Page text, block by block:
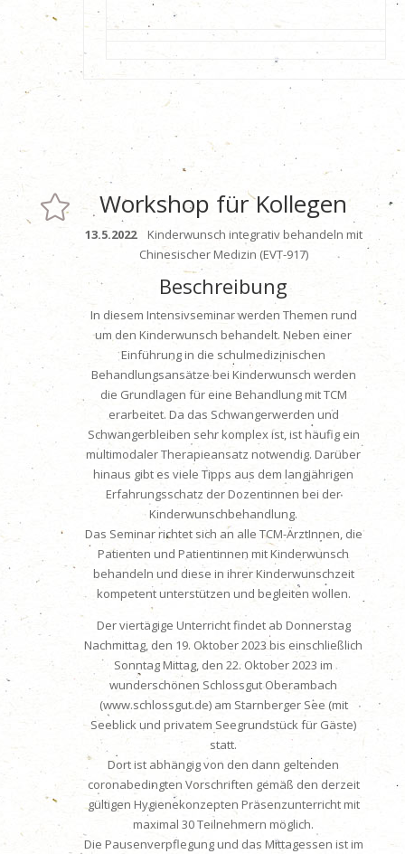
 Workshop für Kollegen
13.5.2022
Kinderwunsch integrativ behandeln mit
Chinesischer Medizin (EVT-917)
Beschreibung
In diesem Intensivseminar werden Themen rund
um den Kinderwunsch behandelt. Neben einer
Einführung in die schulmedizinischen
Behandlungsansätze bei Kinderwunsch werden
die Grundlagen für eine Behandlung mit TCM
erarbeitet. Da das Schwangerwerden und
Schwangerbleiben sehr komplex ist, ist häufig ein
multi­modaler Therapieansatz notwendig. Darüber
hinaus gibt es viele Tipps aus dem langjährigen
Erfahrungsschatz der Dozentinnen bei der
Kinderwunschbehandlung.
Das Seminar richtet sich an alle TCM-ÄrztInnen, die
Patienten und Patientinnen mit Kinderwunsch
behandeln und diese in ihrer Kinderwunschzeit
kompetent unterstützen und begleiten wollen.
Der viertägige Unterricht findet ab Donnerstag
Nachmittag, den 19. Oktober 2023 bis einschließlich
Sonntag Mittag, den 22. Oktober 2023 im
wunderschönen Schlossgut Oberambach
(www.schlossgut.de) am Starn­berger See (mit
Seeblick und privatem Seegrundstück für Gäste)
statt.
Dort ist abhängig von den dann geltenden
coronabedingten Vorschriften gemäß den derzeit
gültigen Hygienekonzepten Präsenzunterricht mit
maximal 30 Teilnehmern möglich.
Die Pausenverpflegung und das Mittagessen ist im